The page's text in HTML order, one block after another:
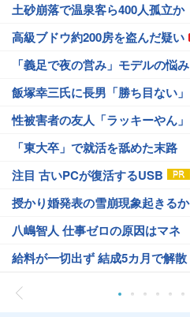
土砂崩落で温泉客ら400人孤立か
高級ブドウ約200房を盗んだ疑い
「義足で夜の営み」モデルの悩み
飯塚幸三氏に長男「勝ち目ない」
性被害者の友人「ラッキーやん」
「東大卒」で就活を舐めた末路
注目 古いPCが復活するUSB
授かり婚発表の雪崩現象起きるか
八嶋智人 仕事ゼロの原因はマネ
給料が一切出ず 結成5カ月で解散